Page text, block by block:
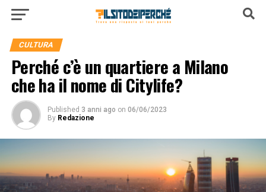
CULTURA
Perché c’è un quartiere a Milano
che ha il nome di Citylife?
Published 3 anni ago on 06/06/2023
By Redazione